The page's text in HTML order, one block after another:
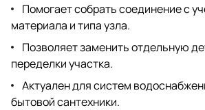
Помогает собрать соединение с
материала и типа узла.
Позволяет заменить отдельную
переделки участка.
Актуален для систем
бытовой сантехники.